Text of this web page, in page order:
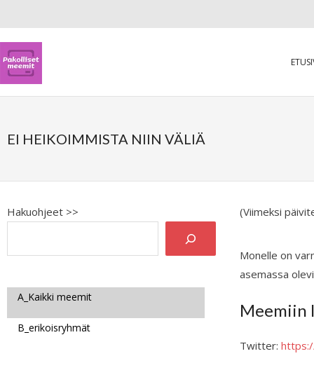
EI HEIKOIMMISTA NIIN VÄLIÄ
(Viimeksi
Monelle on
asemassa
Meemiin
Twitter:
Hakuohjeet >>
A_Kaikki meemit
B_erikoisryhmät